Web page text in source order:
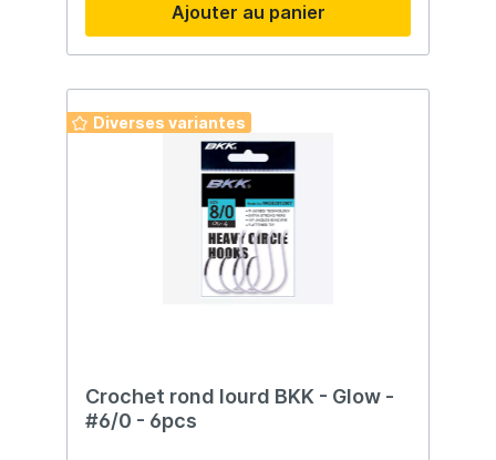
Ajouter au panier
Diverses variantes
Crochet rond lourd BKK - Glow -
#6/0 - 6pcs